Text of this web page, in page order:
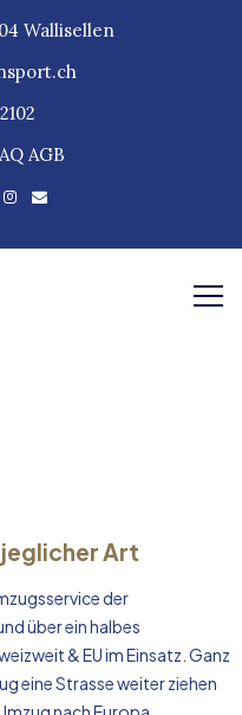
Wallisellen
AGB
jeglicher Art
der
über ein halbes
& EU im Einsatz. Ganz
eine Strasse weiter ziehen